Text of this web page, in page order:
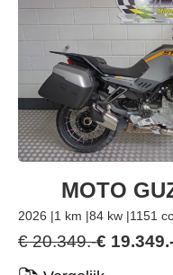
MOTO
2026 |1 km |84 kw |1151 cc
€ 20.349.-€